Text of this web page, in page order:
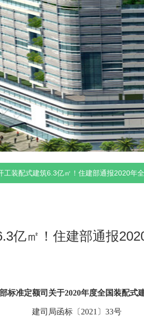
亿㎡！住建部通报
标准定额司关于2020年度全国装配式
建司局函标〔2021〕33号
工装配式建筑6.3亿㎡！住建部通报2020年